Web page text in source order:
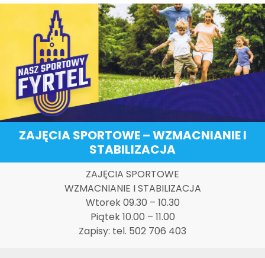
ZAJĘCIA SPORTOWE – WZMACNIANIE I
STABILIZACJA
ZAJĘCIA SPORTOWE
WZMACNIANIE I STABILIZACJA
Wtorek 09.30 – 10.30
Piątek 10.00 – 11.00
Zapisy: tel. 502 706 403